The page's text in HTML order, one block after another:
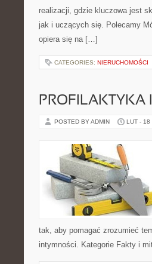
realizacji, gdzie kluczowa jest
jak i uczących się. Polecamy
opiera się na […]
CATEGORIES: NIERUCHOMOŚCI
POSTED BY ADMIN LUT - 18
tak, aby pomagać zrozumieć
intymności. Kategorie Fakty i